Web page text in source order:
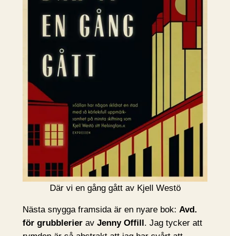
Där vi en gång gått av Kjell Westö
Nästa snygga framsida är en nyare bok: Avd.
för grubblerier av Jenny Offill . Jag tycker att